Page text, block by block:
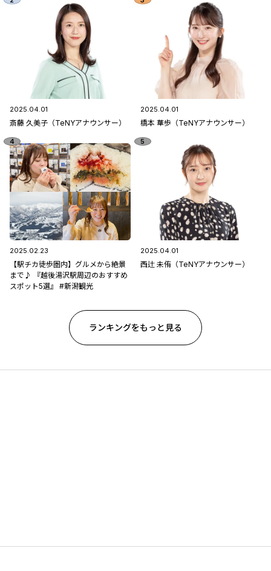
2025.04.01
斎藤 久美子（TeNYアナウンサー）
2025.04.01
橋本 華歩（TeNYアナウンサー）
2025.02.23
【駅チカ徒歩圏内】グルメから絶景
まで♪ 『越後湯沢駅周辺のおすすめ
スポット5選』 #新潟観光
2025.04.01
西辻 未侑（TeNYアナウンサー）
ランキングをもっと見る